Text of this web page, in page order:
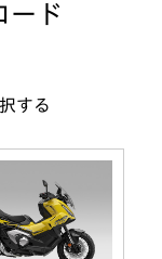
ード
する